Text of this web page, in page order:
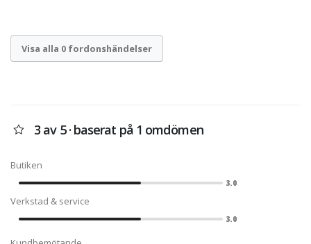
Visa alla 0 fordonshändelser
3 av 5 · baserat på 1 omdömen
Butiken
3.0
Verkstad & service
3.0